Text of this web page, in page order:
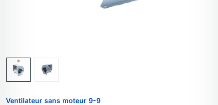
Ventilateur sans moteur 9-9